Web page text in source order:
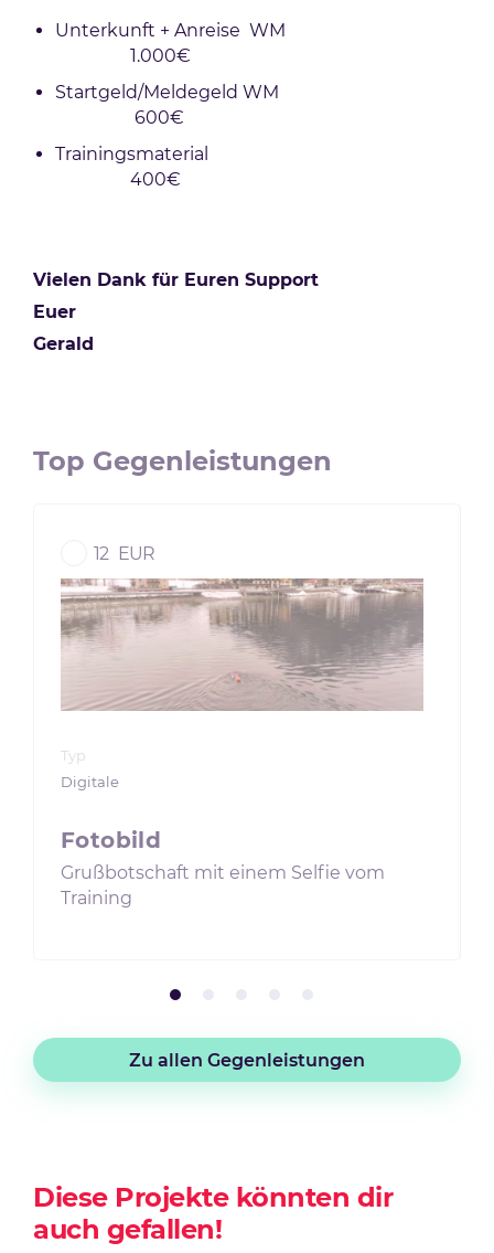
Unterkunft + Anreise WM
1.000€
Startgeld/Meldegeld WM
600€
Trainingsmaterial
400€
Vielen Dank für Euren Support
Euer
Gerald
Top Gegenleistungen
12 EUR
Typ
Digitale
Fotobild
Grußbotschaft mit einem Selfie vom
Training
Zu allen Gegenleistungen
Diese Projekte könnten dir
auch gefallen!